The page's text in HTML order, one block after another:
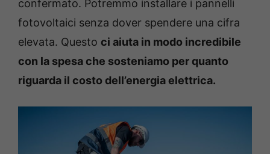
confermato. Potremmo installare i pannelli
fotovoltaici senza dover spendere una cifra
elevata. Questo ci aiuta in modo incredibile
con la spesa che sosteniamo per quanto
riguarda il costo dell’energia elettrica.